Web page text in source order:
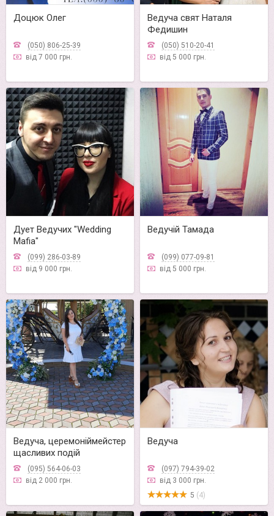
Доцюк Олег
(050) 806-25-39
від 7 000 грн.
Ведуча свят Наталя
Федишин
(050) 510-20-41
від 5 000 грн.
Дует Ведучих "Wedding
Mafia"
(099) 286-03-89
від 9 000 грн.
Ведучій Тамада
(099) 077-09-81
від 5 000 грн.
Ведуча, церемоніймейстер
щасливих подій
(095) 564-06-03
від 2 000 грн.
Ведуча
(097) 794-39-02
від 3 000 грн.
5 (4)